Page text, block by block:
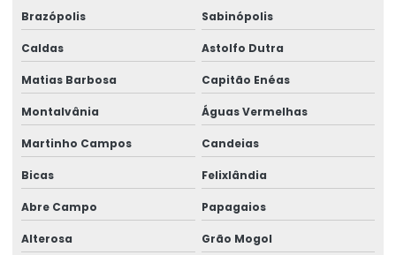
Serviço de avaliação ergonômica
Serviço de consultoria em ergonomia
Serviço de perícia judicial
Serviço de perícia médica
Serviço para reinclusão de afastados
Treinamento para comitê de ergonomia
Treinamento para formação de comitê
Brazópolis Sabinópolis
Caldas Astolfo Dutra
Matias Barbosa Capitão Enéas
Montalvânia Águas Vermelhas
Martinho Campos Candeias
Bicas Felixlândia
Abre Campo Papagaios
Alterosa Grão Mogol